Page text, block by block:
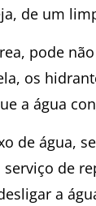
de um
pode
os
a água
de água,
de
a